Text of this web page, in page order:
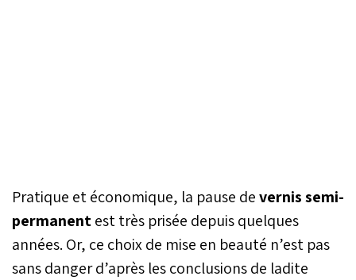
Pratique et économique, la pause devernis semi-
permanentest très prisée depuis quelques
années. Or, ce choix de mise en beauté n’est pas
sans danger d’après les conclusions de ladite